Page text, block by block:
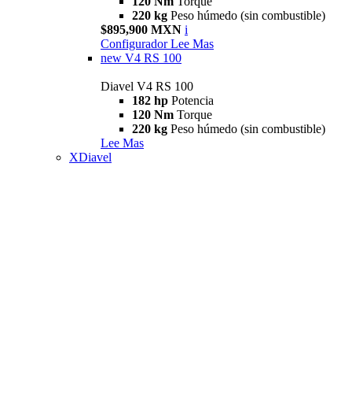
220 kg Peso húmedo (sin combustible)
$895,900 MXN i
Configurador Lee Mas
new V4 RS 100
Diavel V4 RS 100
182 hp Potencia
120 Nm Torque
220 kg Peso húmedo (sin combustible)
Lee Mas
XDiavel